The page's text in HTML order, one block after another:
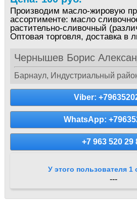
Производим масло-жировую
ассортименте: масло
растительно-сливочный
Оптовая торговля, доставка в
Чернышев Борис
Барнаул, Индустриальный
Viber:
WhatsApp:
+7 963 520 29
У этого пользователя 1
---